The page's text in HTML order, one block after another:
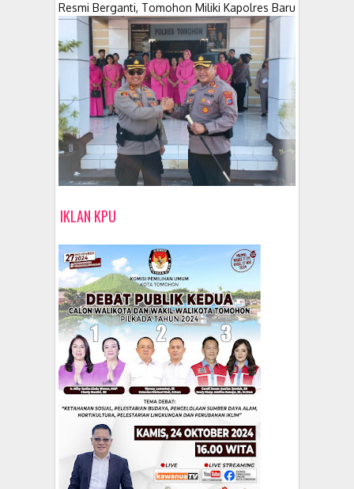
Resmi Berganti, Tomohon Miliki Kapolres Baru
IKLAN KPU